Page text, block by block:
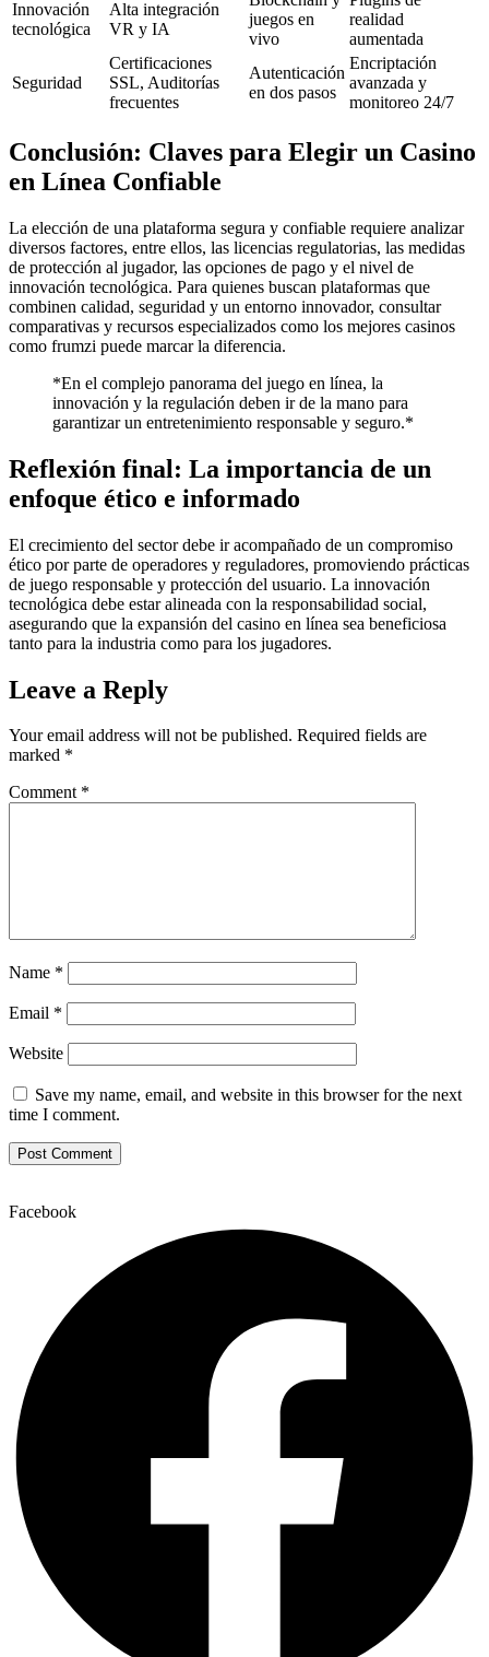
Innovación
tecnológica
Alta integración
VR y IA
juegos en
vivo
realidad
aumentada
Seguridad
Certificaciones
SSL, Auditorías
frecuentes
Autenticación
en dos pasos
Encriptación
avanzada y
monitoreo 24/7
Conclusión: Claves para Elegir un Casino
en Línea Confiable
La elección de una plataforma segura y confiable requiere analizar
diversos factores, entre ellos, las licencias regulatorias, las medidas
de protección al jugador, las opciones de pago y el nivel de
innovación tecnológica. Para quienes buscan plataformas que
combinen calidad, seguridad y un entorno innovador, consultar
comparativas y recursos especializados como los mejores casinos
como frumzi puede marcar la diferencia.
*En el complejo panorama del juego en línea, la
innovación y la regulación deben ir de la mano para
garantizar un entretenimiento responsable y seguro.*
Reflexión final: La importancia de un
enfoque ético e informado
El crecimiento del sector debe ir acompañado de un compromiso
ético por parte de operadores y reguladores, promoviendo prácticas
de juego responsable y protección del usuario. La innovación
tecnológica debe estar alineada con la responsabilidad social,
asegurando que la expansión del casino en línea sea beneficiosa
tanto para la industria como para los jugadores.
Leave a Reply
Your email address will not be published. Required fields are
marked *
Comment *
Name *
Email *
Website
Save my name, email, and website in this browser for the next
time I comment.
Facebook